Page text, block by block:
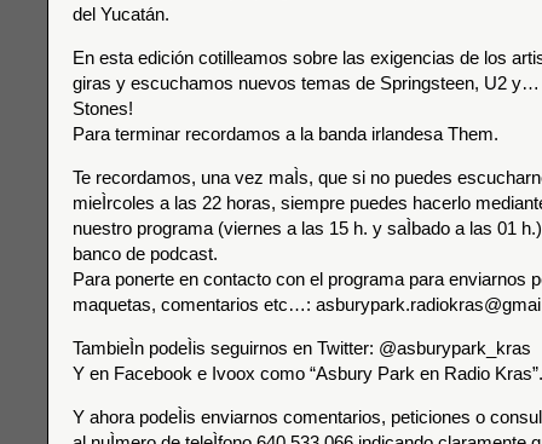
del Yucatán.
En esta edición cotilleamos sobre las exigencias de los
giras y escuchamos nuevos temas de Springsteen, U2 y…
Stones!
Para terminar recordamos a la banda irlandesa Them.
Te recordamos, una vez maÌs, que si no puedes
mieÌrcoles a las 22 horas, siempre puedes hacerlo
nuestro programa (viernes a las 15 h. y saÌbado a las 01
banco de podcast.
Para ponerte en contacto con el programa para enviarnos
maquetas, comentarios etc…:
TambieÌn podeÌis seguirnos en Twitter: @asburypark_kras
Y en Facebook e Ivoox como “Asbury Park en Radio Kras”.
Y ahora podeÌis enviarnos comentarios, peticiones o